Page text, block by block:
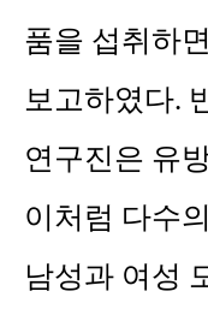
품을 섭취하
보고하였다.
연구진은 유
이처럼 다수
남성과 여성